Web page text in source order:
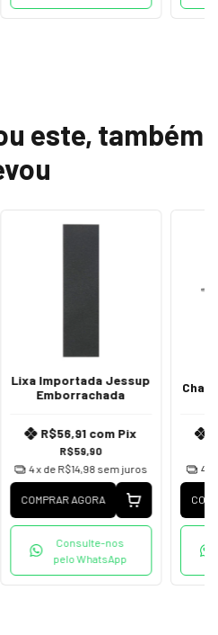
este, também
Lixa Importada Jessup
Emborrachada
R$59,90
R$56,91 com Pix
4x de R$14,98 sem juros
COMPRAR AGORA
Consulte-nos
pelo WhatsApp
4